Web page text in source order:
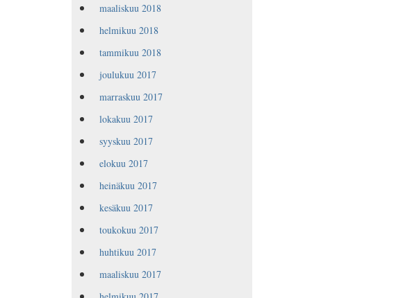
maaliskuu 2018
helmikuu 2018
tammikuu 2018
joulukuu 2017
marraskuu 2017
lokakuu 2017
syyskuu 2017
elokuu 2017
heinäkuu 2017
kesäkuu 2017
toukokuu 2017
huhtikuu 2017
maaliskuu 2017